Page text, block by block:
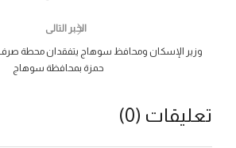
الخبر التالى
وزير الإسكان ومحافظ سوهاج يتفقدان محطة صرف
حمزة بمحافظة سوهاج
تعليقات (0)